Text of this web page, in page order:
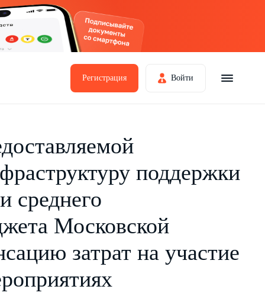
Регистрация Войти
поддержки
среднего
Московской
затрат на участие